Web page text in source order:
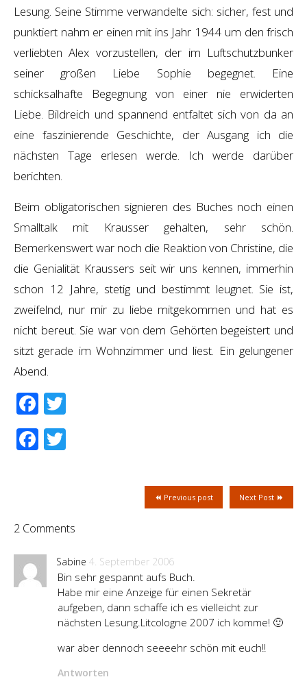
Lesung. Seine Stimme verwandelte sich: sicher, fest und
punktiert nahm er einen mit ins Jahr 1944 um den frisch
verliebten Alex vorzustellen, der im Luftschutzbunker
seiner großen Liebe Sophie begegnet. Eine
schicksalhafte Begegnung von einer nie erwiderten
Liebe. Bildreich und spannend entfaltet sich von da an
eine faszinierende Geschichte, der Ausgang ich die
nächsten Tage erlesen werde. Ich werde darüber
berichten.
Beim obligatorischen signieren des Buches noch einen
Smalltalk mit Krausser gehalten, sehr schön.
Bemerkenswert war noch die Reaktion von Christine, die
die Genialität Kraussers seit wir uns kennen, immerhin
schon 12 Jahre, stetig und bestimmt leugnet. Sie ist,
zweifelnd, nur mir zu liebe mitgekommen und hat es
nicht bereut. Sie war von dem Gehörten begeistert und
sitzt gerade im Wohnzimmer und liest. Ein gelungener
Abend.
Facebook
Facebook
Next Post
Previous post
2 Comments
Sabine 4. September 2006
Bin sehr gespannt aufs Buch.
Habe mir eine Anzeige für einen Sekretär
aufgeben, dann schaffe ich es vielleicht zur
nächsten Lesung.Litcologne 2007 ich komme! 🙂
war aber dennoch seeeehr schön mit euch!!
Antworten